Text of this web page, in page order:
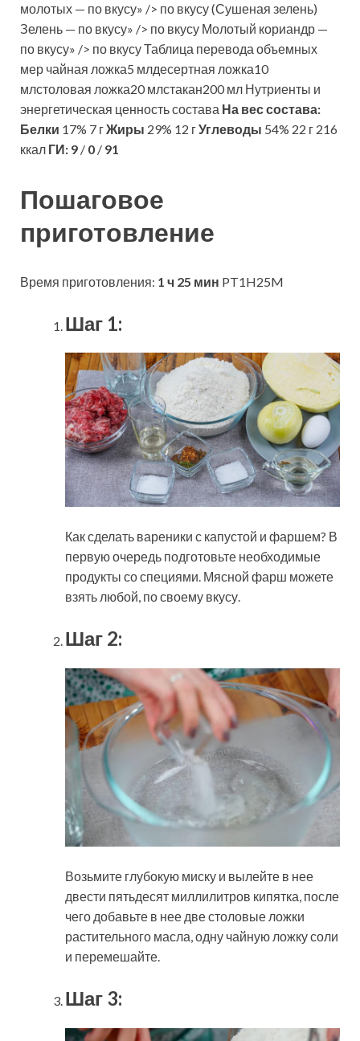
молотых — по вкусу» /> по вкусу (Сушеная зелень)
Зелень — по вкусу» /> по вкусу Молотый кориандр —
по вкусу» /> по вкусу Таблица перевода объемных
мер чайная ложка5 млдесертная ложка10
млстоловая ложка20 млстакан200 мл Нутриенты и
энергетическая ценность состава На вес состава:
Белки 17% 7 гЖиры 29% 12 гУглеводы 54% 22 г 216
ккал ГИ: 9 / 0 / 91
Пошаговое
приготовление
Время приготовления: 1 ч 25 мин PT1H25M
Шаг 1:
Как сделать вареники с капустой и фаршем? В
первую очередь подготовьте необходимые
продукты со специями. Мясной фарш можете
взять любой, по своему вкусу.
Шаг 2:
Возьмите глубокую миску и вылейте в нее
двести пятьдесят миллилитров кипятка, после
чего добавьте в нее две столовые ложки
растительного масла, одну чайную ложку соли
и перемешайте.
Шаг 3: